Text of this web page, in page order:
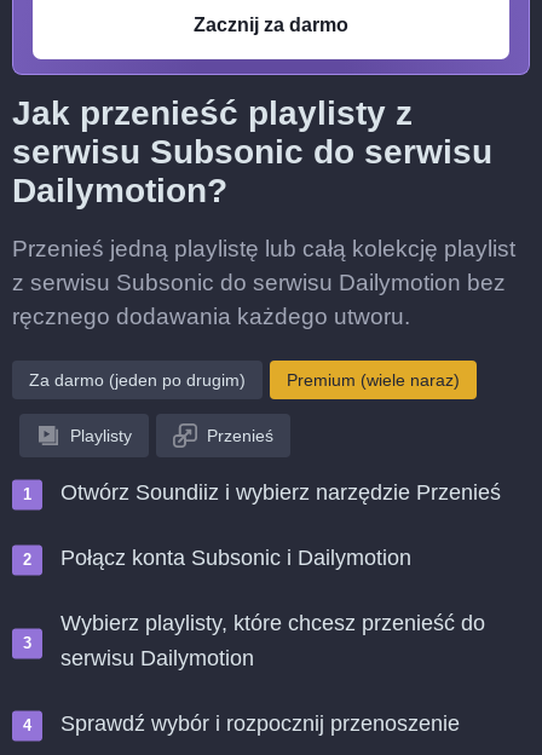
Zacznij za darmo
Jak przenieść playlisty z
serwisu Subsonic do serwisu
Dailymotion?
Przenieś jedną playlistę lub całą kolekcję playlist
z serwisu Subsonic do serwisu Dailymotion bez
ręcznego dodawania każdego utworu.
Za darmo (jeden po drugim) Premium (wiele naraz)
Playlisty Przenieś
Otwórz Soundiiz i wybierz narzędzie Przenieś
Połącz konta Subsonic i Dailymotion
Wybierz playlisty, które chcesz przenieść do
serwisu Dailymotion
Sprawdź wybór i rozpocznij przenoszenie